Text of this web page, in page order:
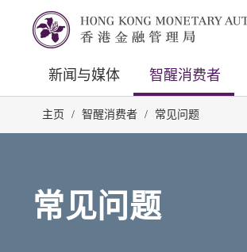
新闻与媒体 智醒消费者
主页 / 智醒消费者 / 常见问题
常见问题